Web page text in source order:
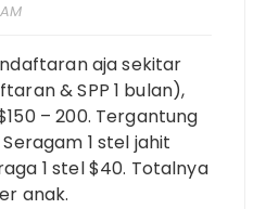
aja sekitar
& SPP 1 bulan),
– 200. Tergantung
1 stel jahit
1 stel $40. Totalnya
anak.